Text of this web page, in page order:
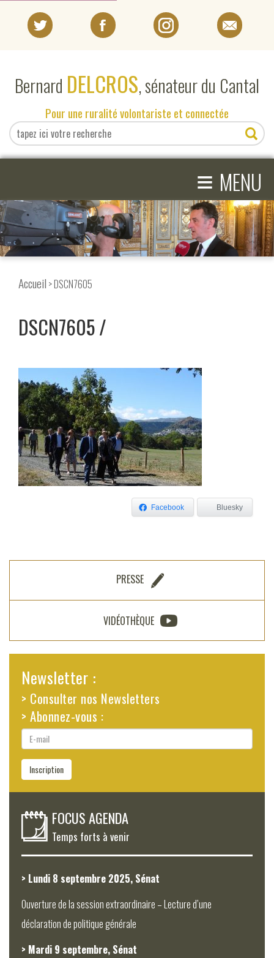
Bernard DELCROS, sénateur du Cantal
Pour une ruralité volontariste et connectée
≡ MENU
EN DIRECT DU SÉNAT
EN DIRECT DU CANTAL
COMPRENDRE LE SÉNAT
Accueil > DSCN7605
DSCN7605
Facebook Bluesky
PRESSE
VIDÉOTHÈQUE
Newsletter :
> Consulter nos Newsletters
> Abonnez-vous :
E-
mail
Inscription
FOCUS AGENDA
Temps forts à venir
> Lundi 8 septembre 2025, Sénat
Ouverture de la session extraordinaire – Lecture d’une
déclaration de politique générale
> Mardi 9 septembre, Sénat